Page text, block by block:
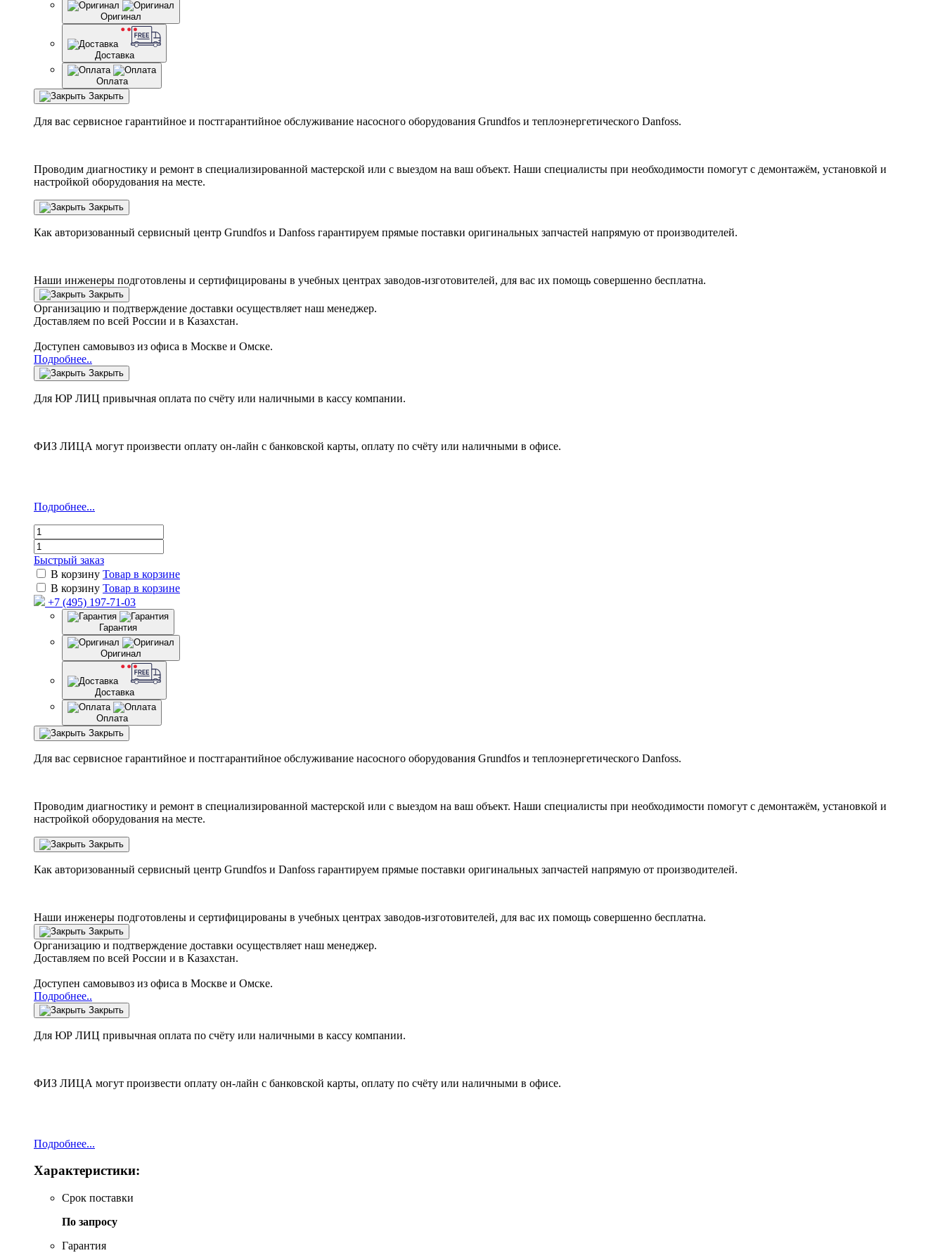
Оригинал
Доставка
Оплата
Закрыть
Для вас сервисное гарантийное и постгарантийное обслуживание насосного оборудования Grundfos и теплоэнергетического Danfoss.
Проводим диагностику и ремонт в специализированной мастерской или с выездом на ваш объект. Наши специалисты при необходимости помогут с демонтажём, установкой и
настройкой оборудования на месте.
Закрыть
Как авторизованный сервисный центр Grundfos и Danfoss гарантируем прямые поставки оригинальных запчастей напрямую от производителей.
Наши инженеры подготовлены и сертифицированы в учебных центрах заводов-изготовителей, для вас их помощь совершенно бесплатна.
Закрыть
Организацию и подтверждение доставки осуществляет наш менеджер.
Доставляем по всей России и в Казахстан.
Доступен самовывоз из офиса в Москве и Омске.
Подробнее..
Закрыть
Для ЮР ЛИЦ привычная оплата по счёту или наличными в кассу компании.
ФИЗ ЛИЦА могут произвести оплату он-лайн с банковской карты, оплату по счёту или наличными в офисе.
Подробнее...
Быстрый заказ
В корзину Товар в корзине
В корзину Товар в корзине
+7 (495) 197-71-03
Гарантия
Оригинал
Доставка
Оплата
Закрыть
Для вас сервисное гарантийное и постгарантийное обслуживание насосного оборудования Grundfos и теплоэнергетического Danfoss.
Проводим диагностику и ремонт в специализированной мастерской или с выездом на ваш объект. Наши специалисты при необходимости помогут с демонтажём, установкой и
настройкой оборудования на месте.
Закрыть
Как авторизованный сервисный центр Grundfos и Danfoss гарантируем прямые поставки оригинальных запчастей напрямую от производителей.
Наши инженеры подготовлены и сертифицированы в учебных центрах заводов-изготовителей, для вас их помощь совершенно бесплатна.
Закрыть
Организацию и подтверждение доставки осуществляет наш менеджер.
Доставляем по всей России и в Казахстан.
Доступен самовывоз из офиса в Москве и Омске.
Подробнее..
Закрыть
Для ЮР ЛИЦ привычная оплата по счёту или наличными в кассу компании.
ФИЗ ЛИЦА могут произвести оплату он-лайн с банковской карты, оплату по счёту или наличными в офисе.
Подробнее...
Характеристики:
Срок поставки
По запросу
Гарантия